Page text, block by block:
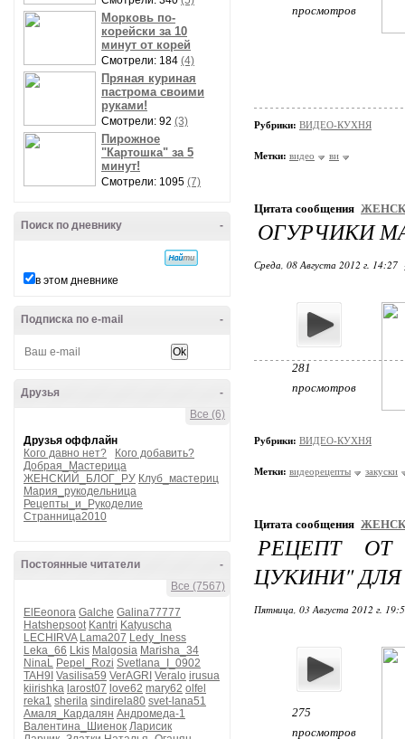
Морковь по-
корейски за 10
минут от корей
Смотрели: 184 (4)
Пряная куриная
пастрома своими
руками!
Смотрели: 92 (3)
Пирожное
"Картошка" за 5
минут!
Смотрели: 1095 (7)
-
Поиск по дневнику
в этом дневнике
-
Подписка по e-mail
-
Друзья
Все (6)
Друзья оффлайн
Кого давно нет?
Кого добавить?
Добрая_Мастерица
ЖЕНСКИЙ_БЛОГ_РУ Клуб_мастериц
Мария_рукодельница
Рецепты_и_Рукоделие
Странница2010
-
Постоянные читатели
Все (7567)
ElEeonora Galche Galina77777
Hatshepsoot Kantri Katyuscha
LECHIRVA Lama207 Ledy_Iness
Leka_66 Lkis Malgosia Marisha_34
NinaL Pepel_Rozi Svetlana_I_0902
TAH9I Vasilisa59 VerAGRI Veralo irusua
kiirishka larost07 love62 mary62 olfel
reka1 sherila sindirela80 svet-lana51
Амаля_Кардалян Андромеда-1
Валентина_Шиенок Ларисик
просмотров
Рубрики: ВИДЕО-КУХНЯ
Метки: видео ви
Цитата сообщения
ОГУРЧИКИ
Среда, 08 Августа 2012 г. 14:27
281
просмотров
Рубрики: ВИДЕО-КУХНЯ
Метки: видеорецепты закуски
Цитата сообщения
РЕЦЕПТ ОТ
ЦУКИНИ"
Пятница, 03 Августа 2012 г.
275
просмотров